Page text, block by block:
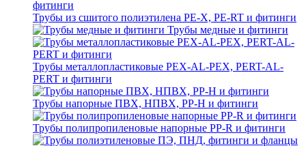
Трубы из сшитого полиэтилена PE-X, PE-RT и фитинги
Трубы медные и фитинги
Трубы металлопластиковые PEX-AL-PEX, PERT-AL-
PERT и фитинги
Трубы напорные ПВХ, НПВХ, PP-H и фитинги
Трубы полипропиленовые напорные PP-R и фитинги